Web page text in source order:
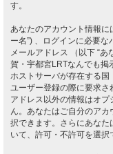
す。
あなたのアカウント情報に
ー名”) 、ログインに必要な
メールアドレス （以下 “あ
賀・宇都宮LRTなんでも掲
ホストサーバが存在する国
ユーザー登録の際に要求
アドレス以外の情報はオ
ん。あなたはご自分のア
択できます。さらにあな
いて、許可・不許可を選択